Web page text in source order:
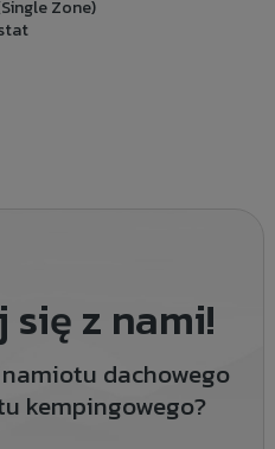
Zone)
z nami!
dachowego
kempingowego?